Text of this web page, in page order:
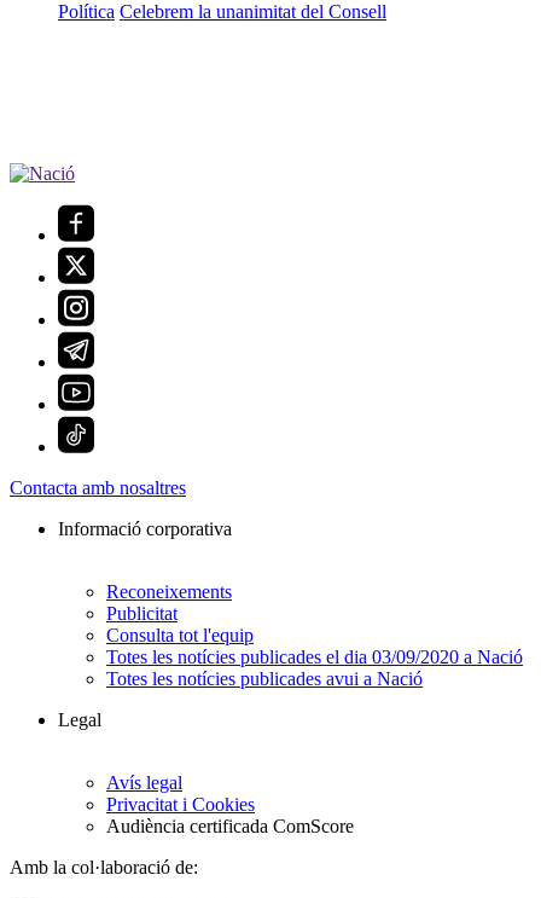
Política Celebrem la unanimitat del Consell
Contacta amb nosaltres
Informació corporativa
Reconeixements
Publicitat
Consulta tot l'equip
Totes les notícies publicades el dia 03/09/2020 a Nació
Totes les notícies publicades avui a Nació
Legal
Avís legal
Privacitat i Cookies
Audiència certificada ComScore
Amb la col·laboració de: